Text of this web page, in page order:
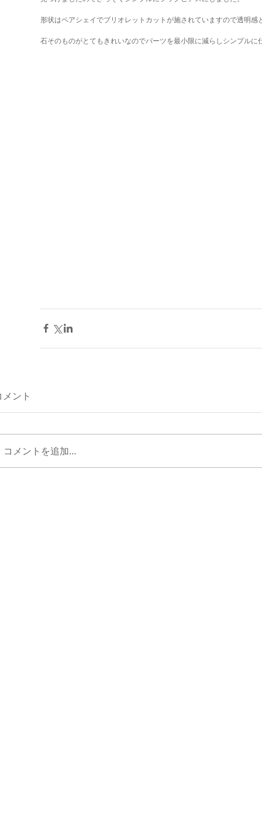
形状はペアシェイでブリオレットカットが施されていますので透明
石そのものがとてもきれいなのでパーツを最小限に減らしシンプルに
メント
コメントを追加…